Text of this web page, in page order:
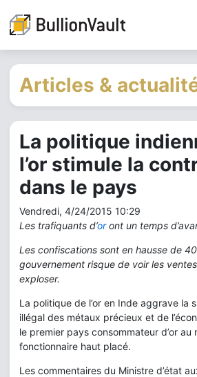
Articles &
La politique
l’or stimule la
dans le pays
Vendredi, 4/24/2015 10:29
Les trafiquants d’oront un temps
Les confiscations sont en hausse de
gouvernement risque de voir les
exploser.
La politique de l’or en Inde aggrave la
illégal des métaux précieux et de
le premier pays consommateur d’or au
fonctionnaire haut placé.
Les commentaires du Ministre d’état